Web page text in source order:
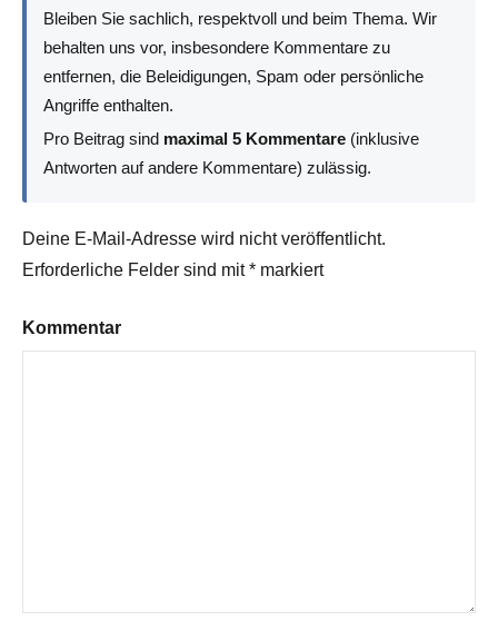
Bleiben Sie sachlich, respektvoll und beim Thema. Wir
behalten uns vor, insbesondere Kommentare zu
entfernen, die Beleidigungen, Spam oder persönliche
Angriffe enthalten.
Pro Beitrag sind maximal 5 Kommentare (inklusive
Antworten auf andere Kommentare) zulässig.
Deine E-Mail-Adresse wird nicht veröffentlicht.
Erforderliche Felder sind mit* markiert
Kommentar